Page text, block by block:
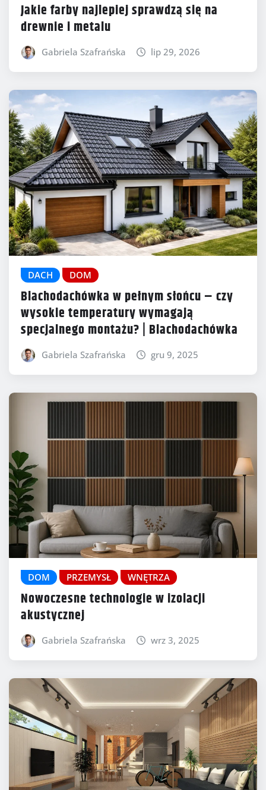
Jakie farby najlepiej sprawdzą się na
drewnie i metalu
Gabriela Szafrańska lip 29, 2026
DACH DOM
Blachodachówka w pełnym słońcu – czy
wysokie temperatury wymagają
specjalnego montażu? | Blachodachówka
Gabriela Szafrańska gru 9, 2025
DOM PRZEMYSŁ WNĘTRZA
Nowoczesne technologie w izolacji
akustycznej
Gabriela Szafrańska wrz 3, 2025